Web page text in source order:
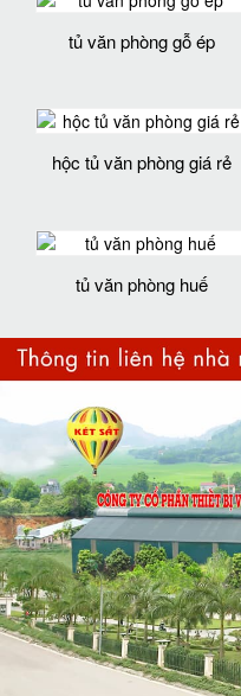
tủ văn phòng gỗ ép
hộc tủ văn phòng giá rẻ
tủ văn phòng huế